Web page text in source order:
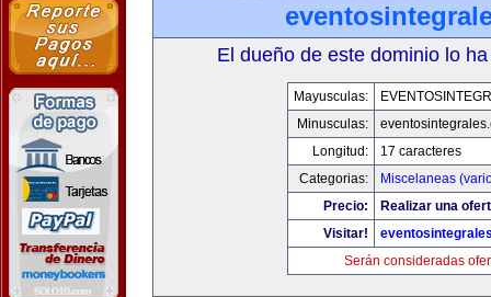
El dueño de este dominio lo
Mayusculas:
Minusculas:
Longitud:
17 caracteres
Categorias:
Miscelaneas
Precio:
Realizar una
Visitar!
Serán consideradas